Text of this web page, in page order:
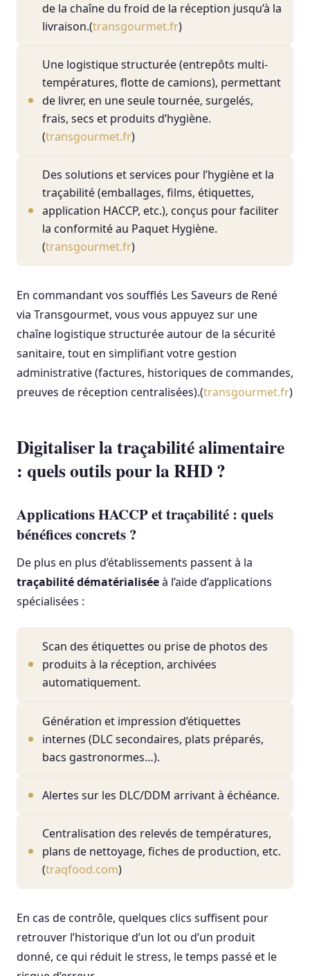
de la chaîne du froid de la réception jusqu’à la
livraison.(transgourmet.fr)
Une logistique structurée (entrepôts multi-
températures, flotte de camions), permettant
de livrer, en une seule tournée, surgelés,
frais, secs et produits d’hygiène.
(transgourmet.fr)
Des solutions et services pour l’hygiène et la
traçabilité (emballages, films, étiquettes,
application HACCP, etc.), conçus pour faciliter
la conformité au Paquet Hygiène.
(transgourmet.fr)
En commandant vos soufflés Les Saveurs de René
via Transgourmet, vous vous appuyez sur une
chaîne logistique structurée autour de la sécurité
sanitaire, tout en simplifiant votre gestion
administrative (factures, historiques de commandes,
preuves de réception centralisées).(transgourmet.fr)
Digitaliser la traçabilité alimentaire
: quels outils pour la RHD ?
Applications HACCP et traçabilité : quels
bénéfices concrets ?
De plus en plus d’établissements passent à la
traçabilité dématérialiséeà l’aide d’applications
spécialisées :
Scan des étiquettes ou prise de photos des
produits à la réception, archivées
automatiquement.
Génération et impression d’étiquettes
internes (DLC secondaires, plats préparés,
bacs gastronormes…).
Alertes sur les DLC/DDM arrivant à échéance.
Centralisation des relevés de températures,
plans de nettoyage, fiches de production, etc.
(traqfood.com)
En cas de contrôle, quelques clics suffisent pour
retrouver l’historique d’un lot ou d’un produit
donné, ce qui réduit le stress, le temps passé et le